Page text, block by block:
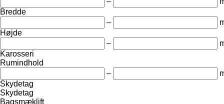
Bredde
–
Højde
–
Karosseri
Rumindhold
–
Skydetag
Skydetag
Bagsmæklift